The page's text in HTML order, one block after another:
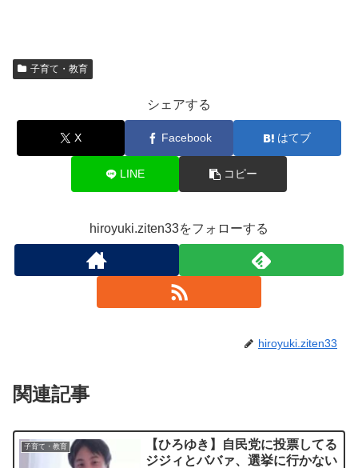
子育て・教育
シェアする
X Facebook はてブ
LINE コピー
hiroyuki.ziten33をフォローする
hiroyuki.ziten33
関連記事
子育て・教育
【ひろゆき】自民党に投票してる
ジジィとババァ、選挙に行かない